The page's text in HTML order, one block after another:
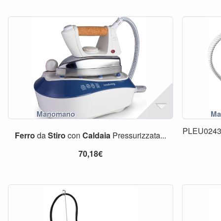
Ferro daStiro con CaldaiaPressurizzata...
70,18€